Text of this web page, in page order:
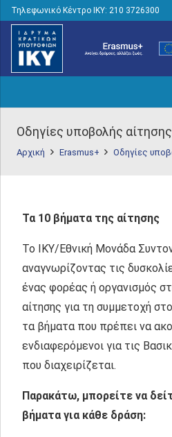
Τηλεφωνικό Κέντρο IKY: 210 3726300
Οδηγίες υποβολής
Αρχική Erasmus+ Οδηγίες
Τα 10 βήματα της αίτησης
Το ΙΚΥ/Εθνική Μονάδα
αναγνωρίζοντας τις
ένας φορέας ή οργανισμός
αίτησης για τη συμμετοχή
τα βήματα που πρέπει να
ενδιαφερόμενοι για τις
που διαχειρίζεται.
Παρακάτω, μπορείτε να
βήματα για κάθε δράση: